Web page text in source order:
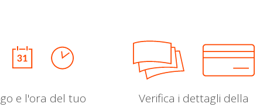
e l'ora del tuo
Verifica i dettagli della